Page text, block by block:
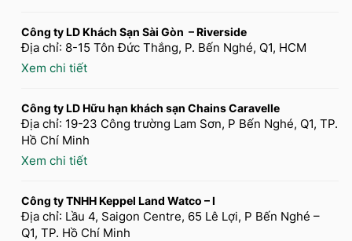
Công ty LD Khách Sạn Sài Gòn – Riverside
Địa chỉ: 8-15 Tôn Đức Thắng, P. Bến Nghé, Q1, HCM
Xem chi tiết
Công ty LD Hữu hạn khách sạn Chains Caravelle
Địa chỉ: 19-23 Công trường Lam Sơn, P Bến Nghé, Q1, TP.
Hồ Chí Minh
Xem chi tiết
Công ty TNHH Keppel Land Watco – I
Địa chỉ: Lầu 4, Saigon Centre, 65 Lê Lợi, P Bến Nghé –
Q1, TP. Hồ Chí Minh